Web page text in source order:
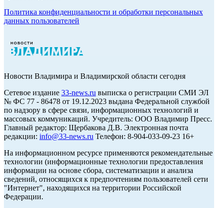
Политика конфиденциальности и обработки персональных
данных пользователей
Новости Владимира и Владимирской области сегодня
Cетевое издание 33-news.ru выписка о регистрации СМИ ЭЛ
№ ФС 77 - 86478 от 19.12.2023 выдана Федеральной службой
по надзору в сфере связи, информационных технологий и
массовых коммуникаций. Учредитель: ООО Владимир Пресс.
Главный редактор: Щербакова Д.В. Электронная почта
редакции: info@33-news.ru Телефон: 8-904-033-09-23 16+
На информационном ресурсе применяются рекомендательные
технологии (информационные технологии предоставления
информации на основе сбора, систематизации и анализа
сведений, относящихся к предпочтениям пользователей сети
"Интернет", находящихся на территории Российской
Федерации.